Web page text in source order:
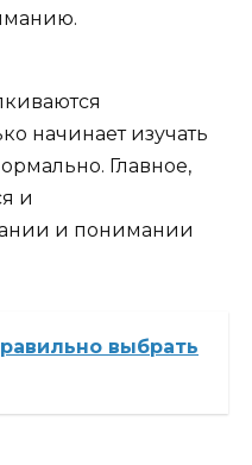
начинает изучать
Главное,
и
и понимании
выбрать